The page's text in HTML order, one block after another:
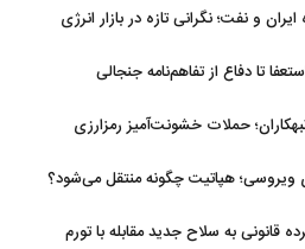
و نفت؛ نگرانی تازه در بازار انرژی
تا دفاع از تفاهم‌نامه جنجالی
حملات خشونت‌آمیز رمزارزی
ویروسی؛ هپاتیت چگونه منتقل می‌شود؟
قانونی به سلاح جدید مقابله با تورم